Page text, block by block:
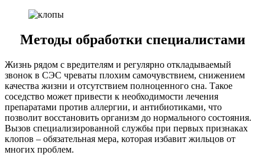
Методы обработки специалистами
Жизнь рядом с вредителям и регулярно откладываемый
звонок в СЭС чреваты плохим самочувствием, снижением
качества жизни и отсутствием полноценного сна. Такое
соседство может привести к необходимости лечения
препаратами против аллергии, и антибиотиками, что
позволит восстановить организм до нормального состояния.
Вызов специализированной службы при первых признаках
клопов – обязательная мера, которая избавит жильцов от
многих проблем.